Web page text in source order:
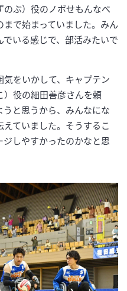
ぶ）役のノボせもんなべ
で始まっていました。みん
いる感じで、部活みたいで
をいかして、キャプテン
）役の細田善彦さんを頼
と思うから、みんなにな
ていました。そうするこ
しやすかったのかなと思